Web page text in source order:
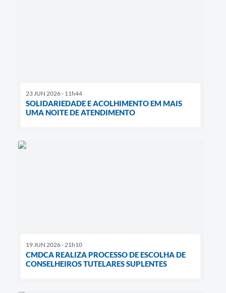
23 JUN 2026 - 11h44
SOLIDARIEDADE E ACOLHIMENTO EM MAIS
UMA NOITE DE ATENDIMENTO
19 JUN 2026 - 21h10
CMDCA REALIZA PROCESSO DE ESCOLHA DE
CONSELHEIROS TUTELARES SUPLENTES